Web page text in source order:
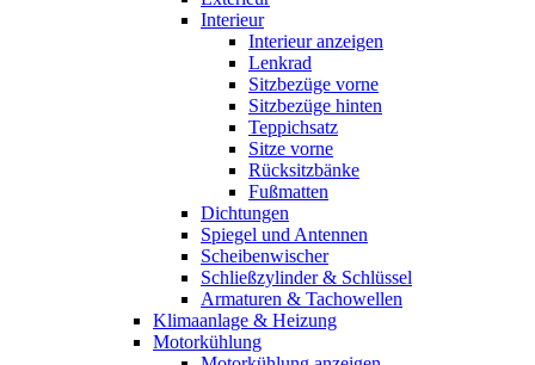
Interieur
Interieur anzeigen
Lenkrad
Sitzbezüge vorne
Sitzbezüge hinten
Teppichsatz
Sitze vorne
Rücksitzbänke
Fußmatten
Dichtungen
Spiegel und Antennen
Scheibenwischer
Schließzylinder & Schlüssel
Armaturen & Tachowellen
Klimaanlage & Heizung
Motorkühlung